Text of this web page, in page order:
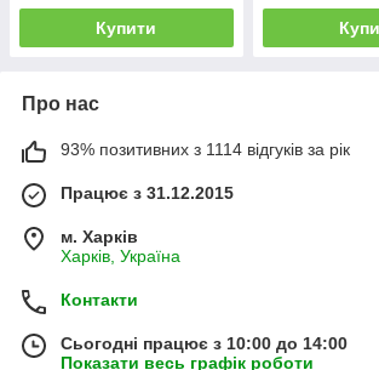
Купити
Про нас
93% позитивних з 1114 відгуків за рік
Працює з 31.12.2015
м. Харків
Харків, Україна
Контакти
Сьогодні працює з 10:00 до 14:00
Показати весь графік роботи